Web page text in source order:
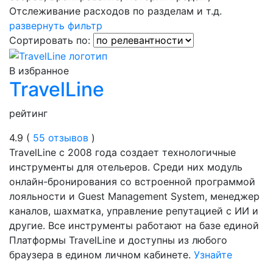
Отслеживание расходов по разделам и т.д.
развернуть фильтр
Сортировать по:
В избранное
TravelLine
рейтинг
4.9 ( 55 отзывов )
TravelLine с 2008 года создает технологичные
инструменты для отельеров. Среди них модуль
онлайн-бронирования со встроенной программой
лояльности и Guest Management System, менеджер
каналов, шахматка, управление репутацией с ИИ и
другие. Все инструменты работают на базе единой
Платформы TravelLine и доступны из любого
браузера в едином личном кабинете. Узнайте